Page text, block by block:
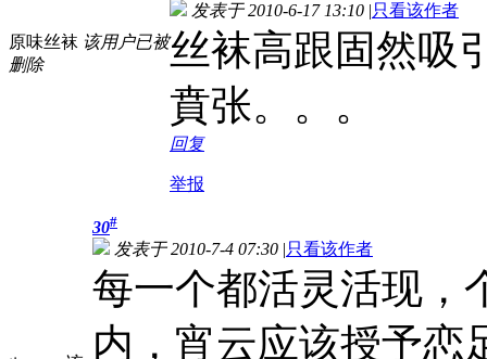
原味丝袜 该用户已被
删除
发表于 2010-6-17 13:10 |只看该作者
丝袜高跟固然吸
賁张。。。
回复
举报
30#
发表于 2010-7-4 07:30 |只看该作者
每一个都活灵活现，
内，宵云应该授予恋